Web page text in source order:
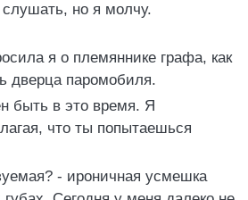
но я молчу.
я о племяннике графа, как
дверца паромобиля.
быть в это время. Я
что ты попытаешься
- ироничная усмешка